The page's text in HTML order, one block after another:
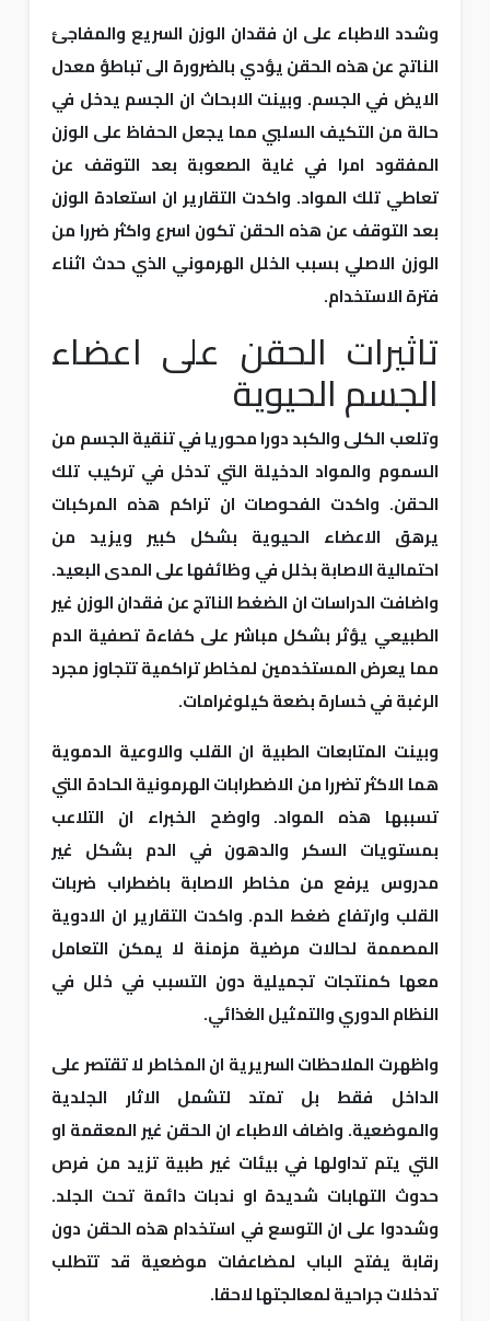
وشدد الاطباء على ان فقدان الوزن السريع والمفاجئ
الناتج عن هذه الحقن يؤدي بالضرورة الى تباطؤ معدل
الايض في الجسم. وبينت الابحاث ان الجسم يدخل في
حالة من التكيف السلبي مما يجعل الحفاظ على الوزن
المفقود امرا في غاية الصعوبة بعد التوقف عن
تعاطي تلك المواد. واكدت التقارير ان استعادة الوزن
بعد التوقف عن هذه الحقن تكون اسرع واكثر ضررا من
الوزن الاصلي بسبب الخلل الهرموني الذي حدث اثناء
فترة الاستخدام.
تاثيرات الحقن على اعضاء
الجسم الحيوية
وتلعب الكلى والكبد دورا محوريا في تنقية الجسم من
السموم والمواد الدخيلة التي تدخل في تركيب تلك
الحقن. واكدت الفحوصات ان تراكم هذه المركبات
يرهق الاعضاء الحيوية بشكل كبير ويزيد من
احتمالية الاصابة بخلل في وظائفها على المدى البعيد.
واضافت الدراسات ان الضغط الناتج عن فقدان الوزن غير
الطبيعي يؤثر بشكل مباشر على كفاءة تصفية الدم
مما يعرض المستخدمين لمخاطر تراكمية تتجاوز مجرد
الرغبة في خسارة بضعة كيلوغرامات.
وبينت المتابعات الطبية ان القلب والاوعية الدموية
هما الاكثر تضررا من الاضطرابات الهرمونية الحادة التي
تسببها هذه المواد. واوضح الخبراء ان التلاعب
بمستويات السكر والدهون في الدم بشكل غير
مدروس يرفع من مخاطر الاصابة باضطراب ضربات
القلب وارتفاع ضغط الدم. واكدت التقارير ان الادوية
المصممة لحالات مرضية مزمنة لا يمكن التعامل
معها كمنتجات تجميلية دون التسبب في خلل في
النظام الدوري والتمثيل الغذائي.
واظهرت الملاحظات السريرية ان المخاطر لا تقتصر على
الداخل فقط بل تمتد لتشمل الاثار الجلدية
والموضعية. واضاف الاطباء ان الحقن غير المعقمة او
التي يتم تداولها في بيئات غير طبية تزيد من فرص
حدوث التهابات شديدة او ندبات دائمة تحت الجلد.
وشددوا على ان التوسع في استخدام هذه الحقن دون
رقابة يفتح الباب لمضاعفات موضعية قد تتطلب
تدخلات جراحية لمعالجتها لاحقا.